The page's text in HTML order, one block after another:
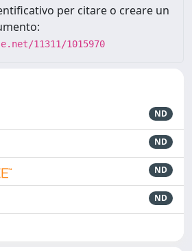
per citare o creare un
11311/1015970
ND
ND
ND
ND